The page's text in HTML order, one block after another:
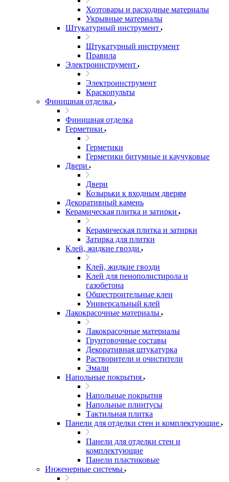
Хозтовары и расходные материалы
Укрывные материалы
Штукатурный инструмент
Штукатурный инструмент
Правила
Электроинструмент
Электроинструмент
Краскопульты
Финишная отделка
Финишная отделка
Герметики
Герметики
Герметики битумные и каучуковые
Двери
Двери
Козырьки к входным дверям
Декоративный камень
Керамическая плитка и затирки
Керамическая плитка и затирки
Затирка для плитки
Клей, жидкие гвозди
Клей, жидкие гвозди
Клей для пенополистирола и
газобетона
Общестроительные клеи
Универсальный клей
Лакокрасочные материалы
Лакокрасочные материалы
Грунтовочные составы
Декоративная штукатурка
Растворители и очистители
Эмали
Напольные покрытия
Напольные покрытия
Напольные плинтусы
Тактильная плитка
Панели для отделки стен и комплектующие
Панели для отделки стен и
комплектующие
Панели пластиковые
Инженерные системы